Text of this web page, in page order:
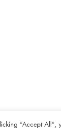
“Accept All”,